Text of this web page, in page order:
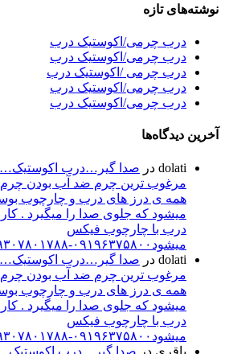
نوشته‌های تازه
درب چرمی/اکوستیک درب
درب چرمی/اکوستیک درب
درب چرمی /اکوستیک درب
درب چرمی/اکوستیک درب
درب چرمی/اکوستیک درب
آخرین دیدگاه‌ها
dolati در صدا گیر…درب
مرغوب ترین چرم ضد آب بودن
همه ی درز های درب و چارچوب
میشود که جلوی صدا را میگیرد .
درب با چارچوب فیکس
میشود۰۹۱۹۶۳۷۵۸۰۰-۰۹۳۰۷۸۰۱۷۸۸مهندس دولتی
dolati در صدا گیر…درب
مرغوب ترین چرم ضد آب بودن
همه ی درز های درب و چارچوب
میشود که جلوی صدا را میگیرد .
درب با چارچوب فیکس
میشود۰۹۱۹۶۳۷۵۸۰۰-۰۹۳۰۷۸۰۱۷۸۸مهندس دولتی
باقری در صدا گیر…درب